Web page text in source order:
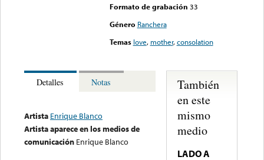
Formato de grabación 33
Género Ranchera
Temas love, mother,consolation
Detalles Notas
Artista Enrique Blanco
Artista aparece en los medios de
comunicación Enrique Blanco
También
en este
mismo
medio
LADO A